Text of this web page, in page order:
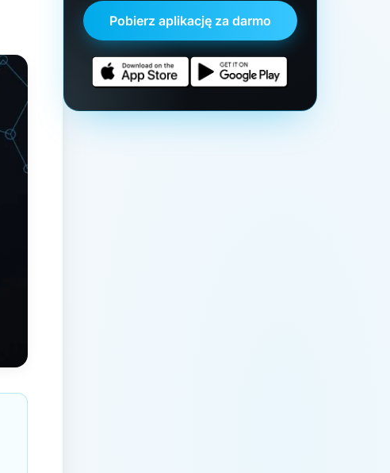
Pobierz aplikację za darmo